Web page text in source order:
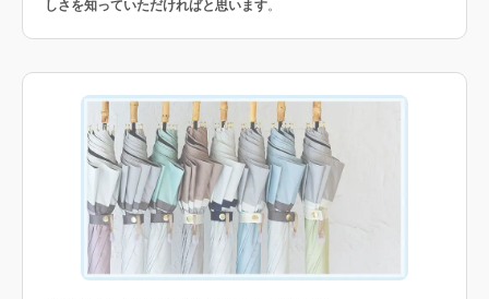
しさを知っていただければと思います。